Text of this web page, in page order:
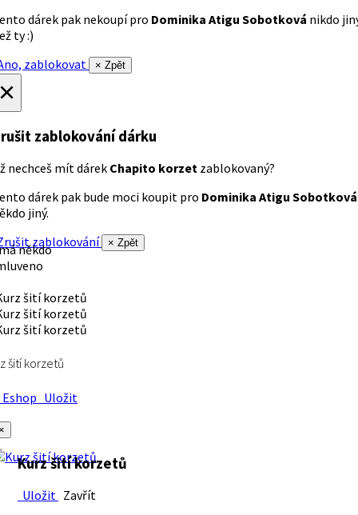
dárek pak nekoupí pro Dominika Atigu Sobotková nikdo
ty :)
zablokovat
× Zpět
zablokování dárku
nechceš mít dárek Chapito korzet zablokovaný?
dárek pak bude moci koupit pro Dominika Atigu Sobotková
jiný.
zablokování
× Zpět
někdo
šití korzetů
Uložit
Kurz šití korzetů
Uložit Zavřít